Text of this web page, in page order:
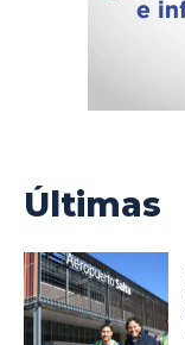
Últimas